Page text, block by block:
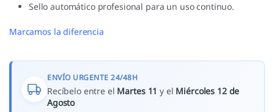
Sello automático profesional para un uso continuo.
Marcamos la diferencia
ENVÍO URGENTE 24/48H
Recíbelo entre el Martes 11 y el Miércoles 12 de
Agosto